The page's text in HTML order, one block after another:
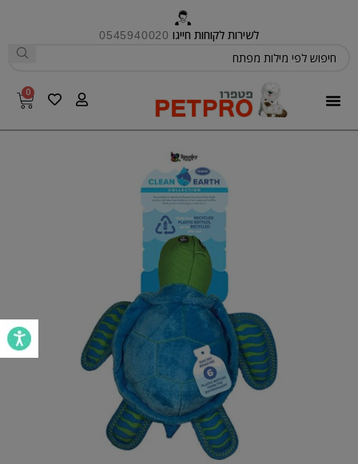
לשירות לקוחות חייגו 0545940020
0